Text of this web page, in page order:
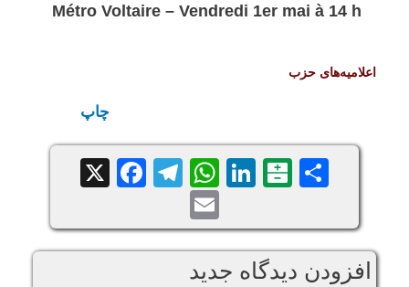
Métro Voltaire – Vendredi 1er mai à 14 h
اعلامیه‌های حزب
چاپ
Share
Balatarin
LinkedIn
WhatsApp
Telegram
Facebook
X
Email
افزودن دیدگاه جدید